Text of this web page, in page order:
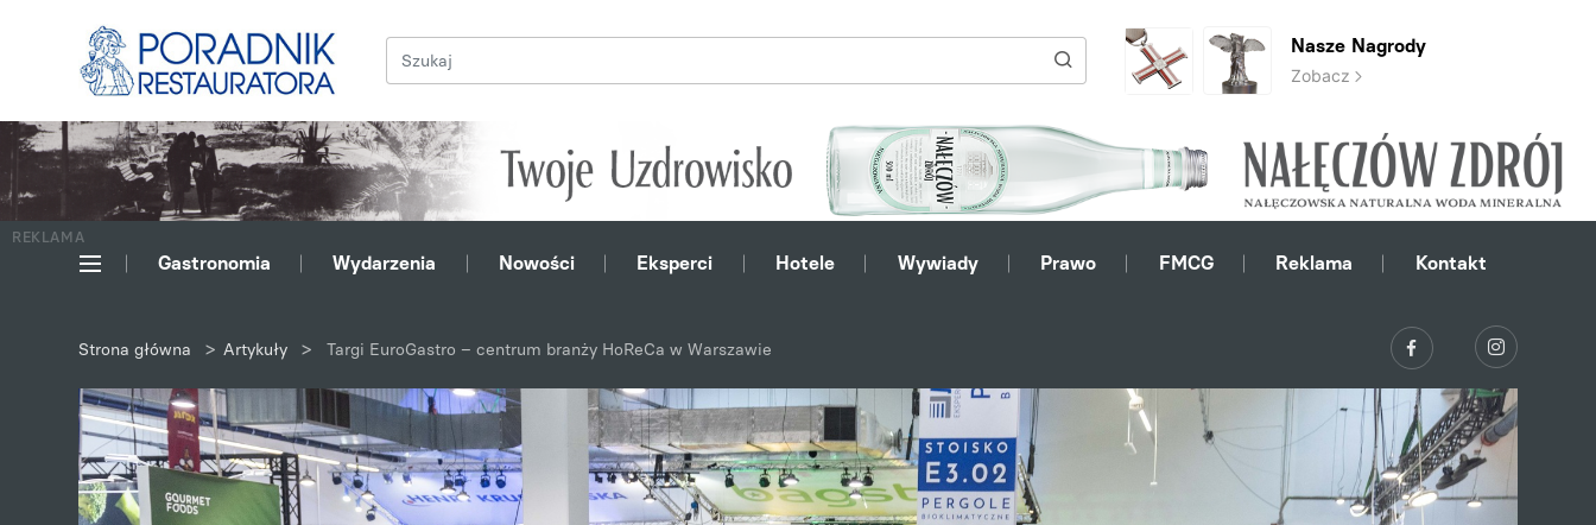
Nasze Nagrody
Zobacz
REKLAMA
Gastronomia Wydarzenia Nowości Eksperci Hotele Wywiady Prawo FMCG Reklama Kontakt
Strona główna > Artykuły > Targi EuroGastro – centrum branży HoReCa w Warszawie